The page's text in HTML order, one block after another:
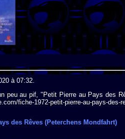
à 07:32.
peu au pif, "Petit Pierre au Pays des
fiche-1972-petit-pierre-au-pays-des-
des Rêves (Peterchens Mondfahrt)